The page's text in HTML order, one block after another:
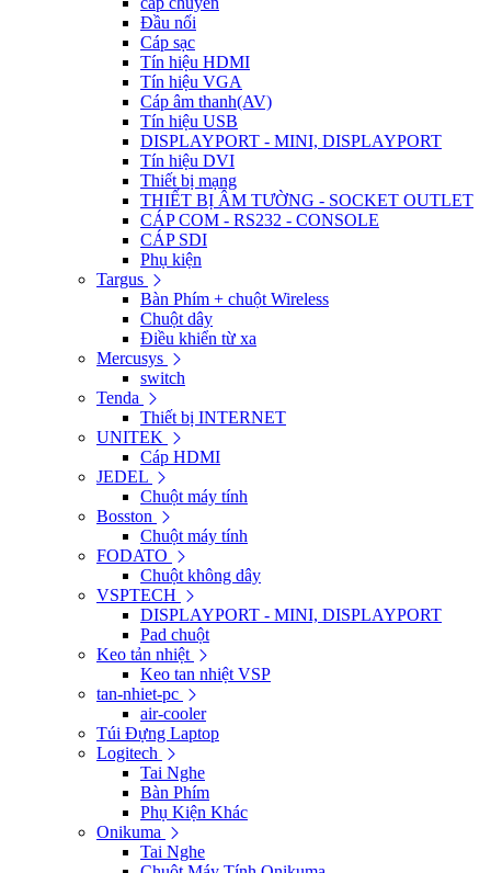
Đầu nối
Cáp sạc
Tín hiệu HDMI
Tín hiệu VGA
Cáp âm thanh(AV)
Tín hiệu USB
DISPLAYPORT - MINI, DISPLAYPORT
Tín hiệu DVI
Thiết bị mạng
THIẾT BỊ ÂM TƯỜNG - SOCKET OUTLET
CÁP COM - RS232 - CONSOLE
CÁP SDI
Phụ kiện
Targus
Bàn Phím + chuột Wireless
Chuột dây
Điều khiển từ xa
Mercusys
switch
Tenda
Thiết bị INTERNET
UNITEK
Cáp HDMI
JEDEL
Chuột máy tính
Bosston
Chuột máy tính
FODATO
Chuột không dây
VSPTECH
DISPLAYPORT - MINI, DISPLAYPORT
Pad chuột
Keo tản nhiệt
Keo tan nhiệt VSP
tan-nhiet-pc
air-cooler
Túi Đựng Laptop
Logitech
Tai Nghe
Bàn Phím
Phụ Kiện Khác
Onikuma
Tai Nghe